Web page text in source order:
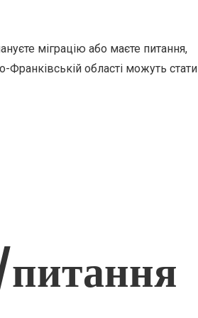
міграцію або маєте питання,
Франківській області можуть стати